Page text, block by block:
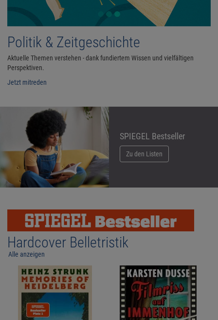
Politik & Zeitgeschichte
Aktuelle Themen verstehen - dank fundiertem Wissen und vielfältigen
Perspektiven.
Jetzt mitreden
SPIEGEL Bestseller
Zu den Listen
Hardcover Belletristik
Alle anzeigen